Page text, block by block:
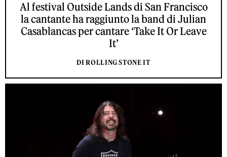
Al festival Outside Lands di San Francisco
la cantante ha raggiunto la band di Julian
Casablancas per cantare ‘Take It Or Leave
It’
DI ROLLING STONE IT